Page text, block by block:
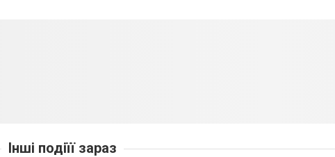
Інші подіїї зараз